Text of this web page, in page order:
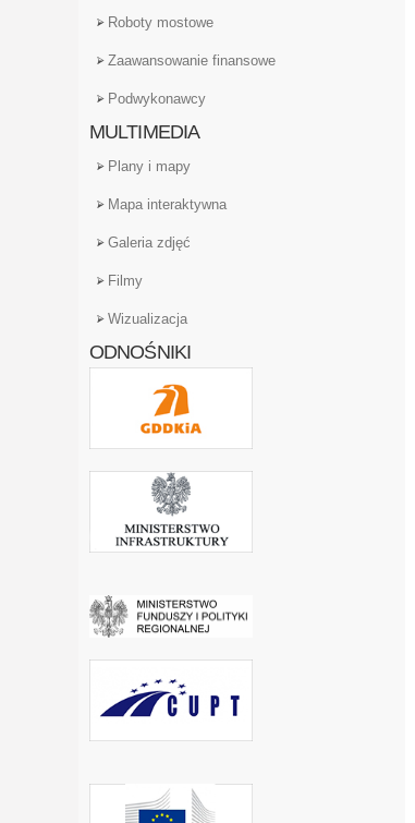
Roboty mostowe
Zaawansowanie finansowe
Podwykonawcy
MULTIMEDIA
Plany i mapy
Mapa interaktywna
Galeria zdjęć
Filmy
Wizualizacja
ODNOŚNIKI